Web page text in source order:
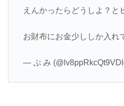
えんかったらどうしよ？と
お財布にお金少ししか入れ
— ぷ み